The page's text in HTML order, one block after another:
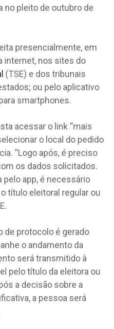
no pleito de outubro de
presencialmente, em
internet, nos sites do
(TSE) e dos tribunais
ou pelo aplicativo
smartphones.
acessar o link “mais
o local do pedido
“Logo após, é preciso
os dados solicitados.
pelo app, é necessário
título eleitoral regular ou
de protocolo é gerado
o andamento da
será transmitido à
pelo título da eleitora ou
a decisão sobre a
a pessoa será